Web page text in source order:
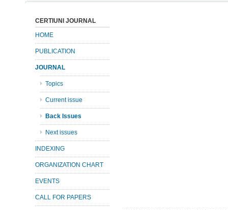
CERTIUNI JOURNAL
HOME
PUBLICATION
JOURNAL
Topics
Current issue
Back Issues
Next issues
INDEXING
ORGANIZATION CHART
EVENTS
CALL FOR PAPERS